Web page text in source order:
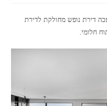
דירת נופש מחולקת לדירת
חלומי.